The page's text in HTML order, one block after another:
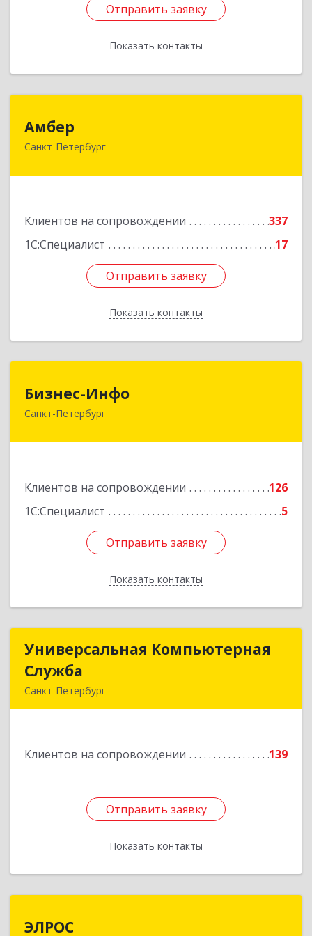
Отправить заявку
Показать контакты
Отправить заявку
Назад
Амбер
Санкт-Петербург
Клиентов на сопровождении
337
1С:Специалист
17
Отправить заявку
Показать контакты
191119, Санкт-Петербург г, Правды ул, дом №
Отправить заявку
Назад
Бизнес-Инфо
Санкт-Петербург
Клиентов на сопровождении
126
1С:Специалист
5
Отправить заявку
Показать контакты
191119, Санкт-Петербург г, Константина
Подробнее
Отправить заявку
Назад
Универсальная Компьютерная
Служба
Санкт-Петербург
Клиентов на сопровождении 139
Отправить заявку
Показать контакты
Универсальная Компьютерная
Подробнее
Отправить заявку
Назад
ЭЛРОС